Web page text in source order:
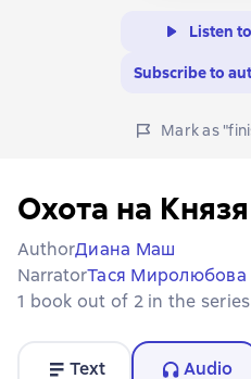
Listen
Subscribe to
Mark as
Охота на
AuthorДиана Маш
NarratorТася Миролюбова
1 book out of 2 in the series
Text Audio